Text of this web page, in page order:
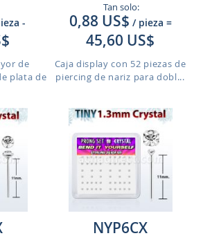
-
de
plata de
Tan solo:
0,88 US$ / pieza =
45,60 US$
Caja display con 52 piezas de
piercing de nariz para dobl...
NYP6CX